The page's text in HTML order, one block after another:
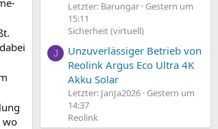
wo
Letzter: Barungar Gestern um
15:11
Sicherheit (virtuell)
J
Unzuverlässiger Betrieb von
Reolink Argus Eco Ultra 4K
Akku Solar
Letzter: JanJa2026 Gestern um
14:37
Reolink